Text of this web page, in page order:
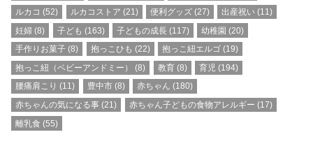
ルカコ (52) ルカコストア (21) 便利グッズ(27) 出産祝い (11)
妊婦 (8) 子ども (163) 子どもの成長(117) 幼稚園 (20)
手作りお菓子 (8) 抱っこひも (22) 抱っこ紐エルゴ(19)
抱っこ紐（ベビーアンドミー）
(8) 教育(8) 育児 (194)
腰痛肩こり (11) 豊中市(8) 赤ちゃん (180)
赤ちゃんの気になる事 (21) 赤ちゃん子どもの食物アレルギー (17)
離乳食 (55)